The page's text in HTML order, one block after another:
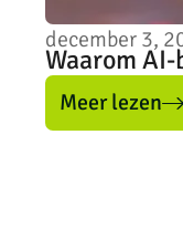
december 3,
Waarom
Meer lezen